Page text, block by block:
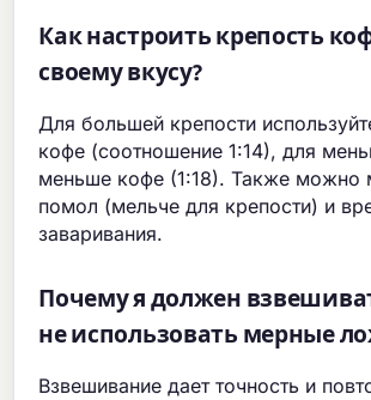
Как настроить крепость
своему вкусу?
Для большей крепости
кофе (соотношение 1:14), для
меньше кофе (1:18). Также можно
помол (мельче для крепости) и
заваривания.
Почему я должен
не использовать мерные
Взвешивание дает точность и